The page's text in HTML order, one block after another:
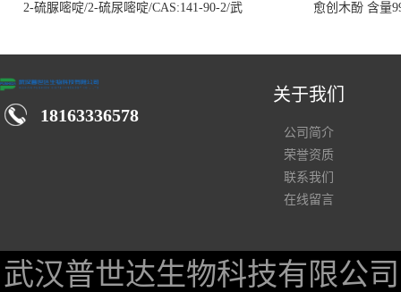
2-硫脲嘧啶/2-硫尿嘧啶/CAS:141-90-2/武
愈创木酚 含量
18163336578
关于我们
公司简介
荣誉资质
联系我们
在线留言
武汉普世达生物科技有限公司